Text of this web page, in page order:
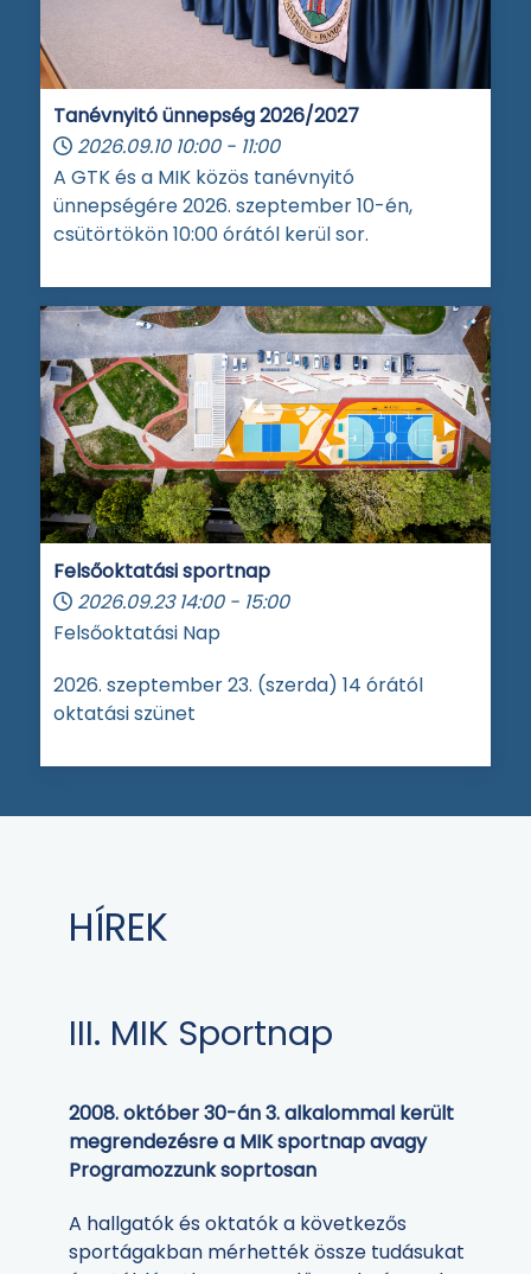
Tanévnyitó ünnepség 2026/2027
2026.09.10 10:00 - 11:00
A GTK és a MIK közös tanévnyitó
ünnepségére 2026. szeptember 10-én,
csütörtökön 10:00 órától kerül sor.
Felsőoktatási sportnap
2026.09.23 14:00 - 15:00
Felsőoktatási Nap
2026. szeptember 23. (szerda) 14 órától
oktatási szünet
HÍREK
III. MIK Sportnap
2008. október 30-án 3. alkalommal került
megrendezésre a MIK sportnap avagy
Programozzunk soprtosan
A hallgatók és oktatók a következős
sportágakban mérhették össze tudásukat